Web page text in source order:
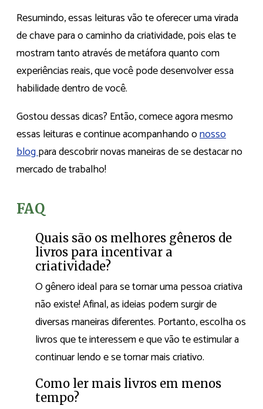
Resumindo, essas leituras vão te oferecer uma virada
de chave para o caminho da criatividade, pois elas te
mostram tanto através de metáfora quanto com
experiências reais, que você pode desenvolver essa
habilidade dentro de você.
Gostou dessas dicas? Então, comece agora mesmo
essas leituras e continue acompanhando onosso
blogpara descobrir novas maneiras de se destacar no
mercado de trabalho!
FAQ
Quais são os melhores gêneros de
livros para incentivar a
criatividade?
O gênero ideal para se tornar uma pessoa criativa
não existe! Afinal, as ideias podem surgir de
diversas maneiras diferentes. Portanto, escolha os
livros que te interessem e que vão te estimular a
continuar lendo e se tornar mais criativo.
Como ler mais livros em menos
tempo?